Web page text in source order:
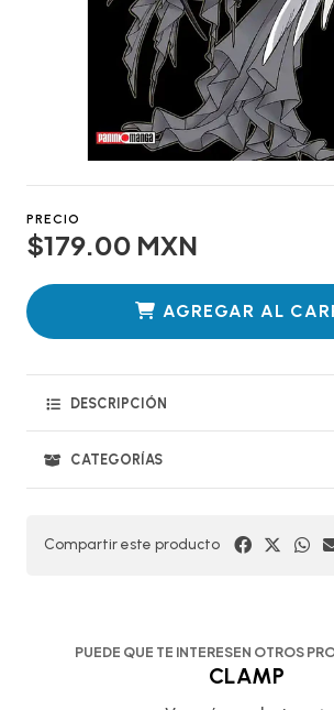
PRECIO
$179.00 MXN
AGREGAR AL
DESCRIPCIÓN
CATEGORÍAS
Compartir este producto
PUEDE QUE TE INTERESEN OTROS
CLAMP